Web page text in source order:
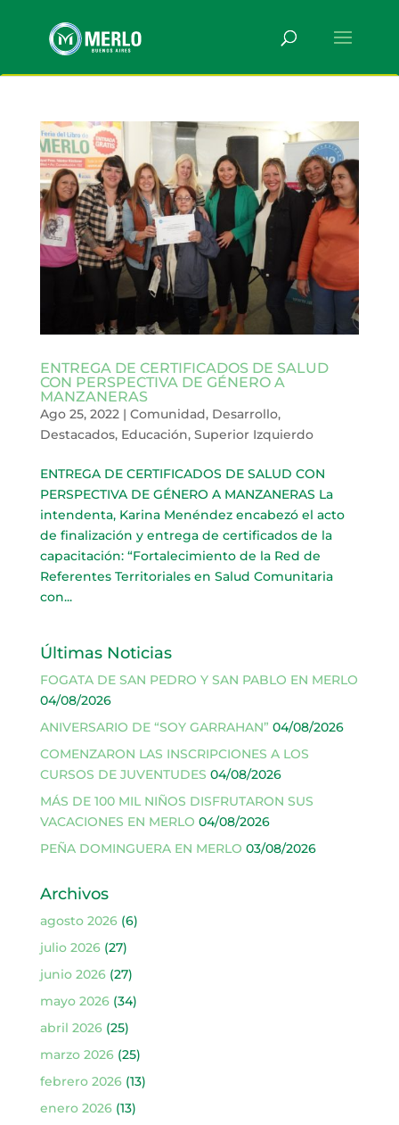
ENTREGA DE CERTIFICADOS DE SALUD
CON PERSPECTIVA DE GÉNERO A
MANZANERAS
Ago 25, 2022| Comunidad, Desarrollo,
Destacados, Educación, Superior Izquierdo
ENTREGA DE CERTIFICADOS DE SALUD CON
PERSPECTIVA DE GÉNERO A MANZANERAS La
intendenta, Karina Menéndez encabezó el acto
de finalización y entrega de certificados de la
capacitación: “Fortalecimiento de la Red de
Referentes Territoriales en Salud Comunitaria
con...
Últimas Noticias
FOGATA DE SAN PEDRO Y SAN PABLO EN MERLO
04/08/2026
ANIVERSARIO DE “SOY GARRAHAN” 04/08/2026
COMENZARON LAS INSCRIPCIONES A LOS
CURSOS DE JUVENTUDES 04/08/2026
MÁS DE 100 MIL NIÑOS DISFRUTARON SUS
VACACIONES EN MERLO 04/08/2026
PEÑA DOMINGUERA EN MERLO 03/08/2026
Archivos
agosto 2026(6)
julio 2026(27)
junio 2026(27)
mayo 2026(34)
abril 2026(25)
marzo 2026(25)
febrero 2026(13)
enero 2026(13)